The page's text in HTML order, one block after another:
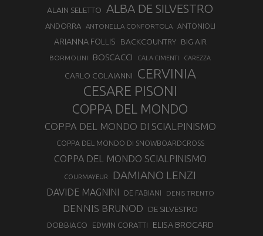
ALAIN SELETTO ALBA DE SILVESTRO
ANDORRA ANTONELLA CONFORTOLA ANTONIOLI
ARIANNA FOLLIS BACKCOUNTRY BIG AIR
BORMOLINI BOSCACCI CALA CIMENTI CAREZZA
CARLO COLAIANNI CERVINIA
CESARE PISONI
COPPA DEL MONDO
COPPA DEL MONDO DI SCIALPINISMO
COPPA DEL MONDO DI SNOWBOARDCROSS
COPPA DEL MONDO SCIALPINISMO
COURMAYEUR DAMIANO LENZI
DAVIDE MAGNINI DE FABIANI DENIS TRENTO
DENNIS BRUNOD DE SILVESTRO
DOBBIACO EDWIN CORATTI ELISA BROCARD